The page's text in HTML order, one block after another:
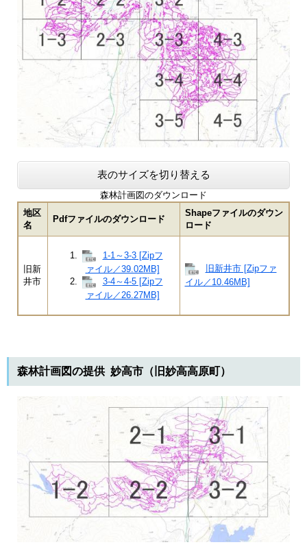
表のサイズを切り替える
森林計画図のダウンロード
地区
名
Pdfファイルのダウンロード
Shapeファイルのダウン
ロード
旧新
井市
1-1～3-3 [Zipフ
ァイル／39.02MB]
3-4～4-5 [Zipフ
ァイル／26.27MB]
旧新井市 [Zipファ
イル／10.46MB]
森林計画図の提供 妙高市（旧妙高高原町）